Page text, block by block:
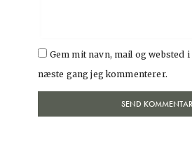
Gem mit navn, mail og websted
næste gang jeg kommenterer.